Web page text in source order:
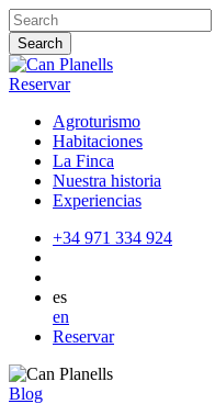
Skip
to
main
content
Search
Close
Search
Reservar
Agroturismo
Habitaciones
La Finca
Nuestra historia
Experiencias
+34 971 334 924
es
en
Reservar
Blog